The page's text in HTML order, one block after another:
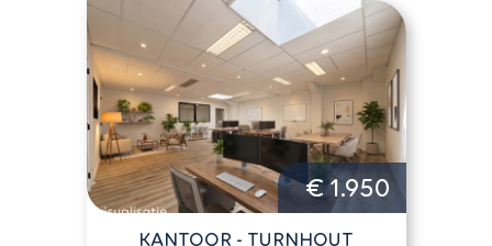
€ 1.950
KANTOOR - TURNHOUT